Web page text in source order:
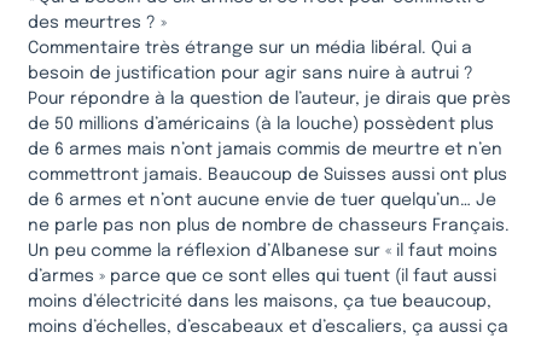
des meurtres ? »
Commentaire très étrange sur un média libéral. Qui a
besoin de justification pour agir sans nuire à autrui ?
Pour répondre à la question de l’auteur, je dirais que près
de 50 millions d’américains (à la louche) possèdent plus
de 6 armes mais n’ont jamais commis de meurtre et n’en
commettront jamais. Beaucoup de Suisses aussi ont plus
de 6 armes et n’ont aucune envie de tuer quelqu’un… Je
ne parle pas non plus de nombre de chasseurs Français.
Un peu comme la réflexion d’Albanese sur « il faut moins
d’armes » parce que ce sont elles qui tuent (il faut aussi
moins d’électricité dans les maisons, ça tue beaucoup,
moins d’échelles, d’escabeaux et d’escaliers, ça aussi ça